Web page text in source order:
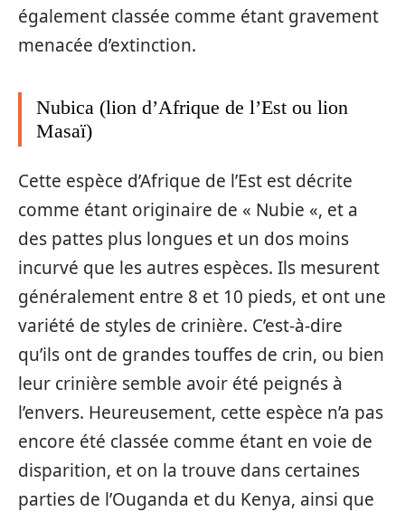
également classée comme étant gravement
menacée d’extinction.
Nubica (lion d’Afrique de l’Est ou lion
Masaï)
Cette espèce d’Afrique de l’Est est décrite
comme étant originaire de « Nubie «, et a
des pattes plus longues et un dos moins
incurvé que les autres espèces. Ils mesurent
généralement entre 8 et 10 pieds, et ont une
variété de styles de crinière. C’est-à-dire
qu’ils ont de grandes touffes de crin, ou bien
leur crinière semble avoir été peignés à
l’envers. Heureusement, cette espèce n’a pas
encore été classée comme étant en voie de
disparition, et on la trouve dans certaines
parties de l’Ouganda et du Kenya, ainsi que